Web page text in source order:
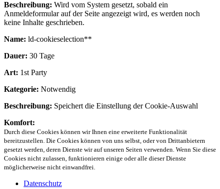
Beschreibung: Wird vom System gesetzt, sobald ein
Anmeldeformular auf der Seite angezeigt wird, es werden noch
keine Inhalte geschrieben.
Name: ld-cookieselection**
Dauer: 30 Tage
Art: 1st Party
Kategorie: Notwendig
Beschreibung: Speichert die Einstellung der Cookie-Auswahl
Komfort:
Durch diese Cookies können wir Ihnen eine erweiterte Funktionalität
bereitzustellen. Die Cookies können von uns selbst, oder von Drittanbietern
gesetzt werden, deren Dienste wir auf unseren Seiten verwenden. Wenn Sie diese
Cookies nicht zulassen, funktionieren einige oder alle dieser Dienste
möglicherweise nicht einwandfrei.
Datenschutz